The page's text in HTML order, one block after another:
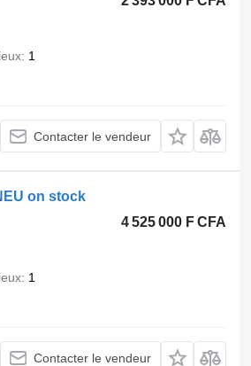
1
Contacter le vendeur
on stock
4 525 000 F CFA
1
Contacter le vendeur